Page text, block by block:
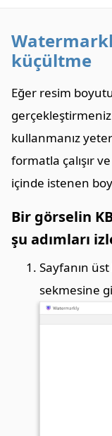
küçültme
Eğer resim
gerçekleştirmeniz
kullanmanız
formatla çalışır
içinde istenen
Bir görselin
şu adımları
Sayfanın
sekmesine